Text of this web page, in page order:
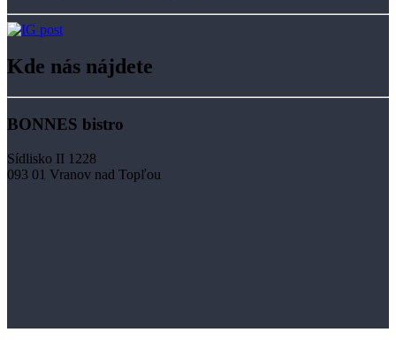
Kde nás nájdete
BONNES bistro
Sídlisko II 1228
093 01 Vranov nad Topľou